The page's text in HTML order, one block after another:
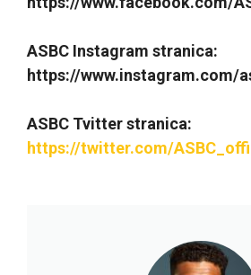
ASBC Instagram stranica:
https://www.instagram.com/
ASBC Tvitter stranica:
https://twitter.com/